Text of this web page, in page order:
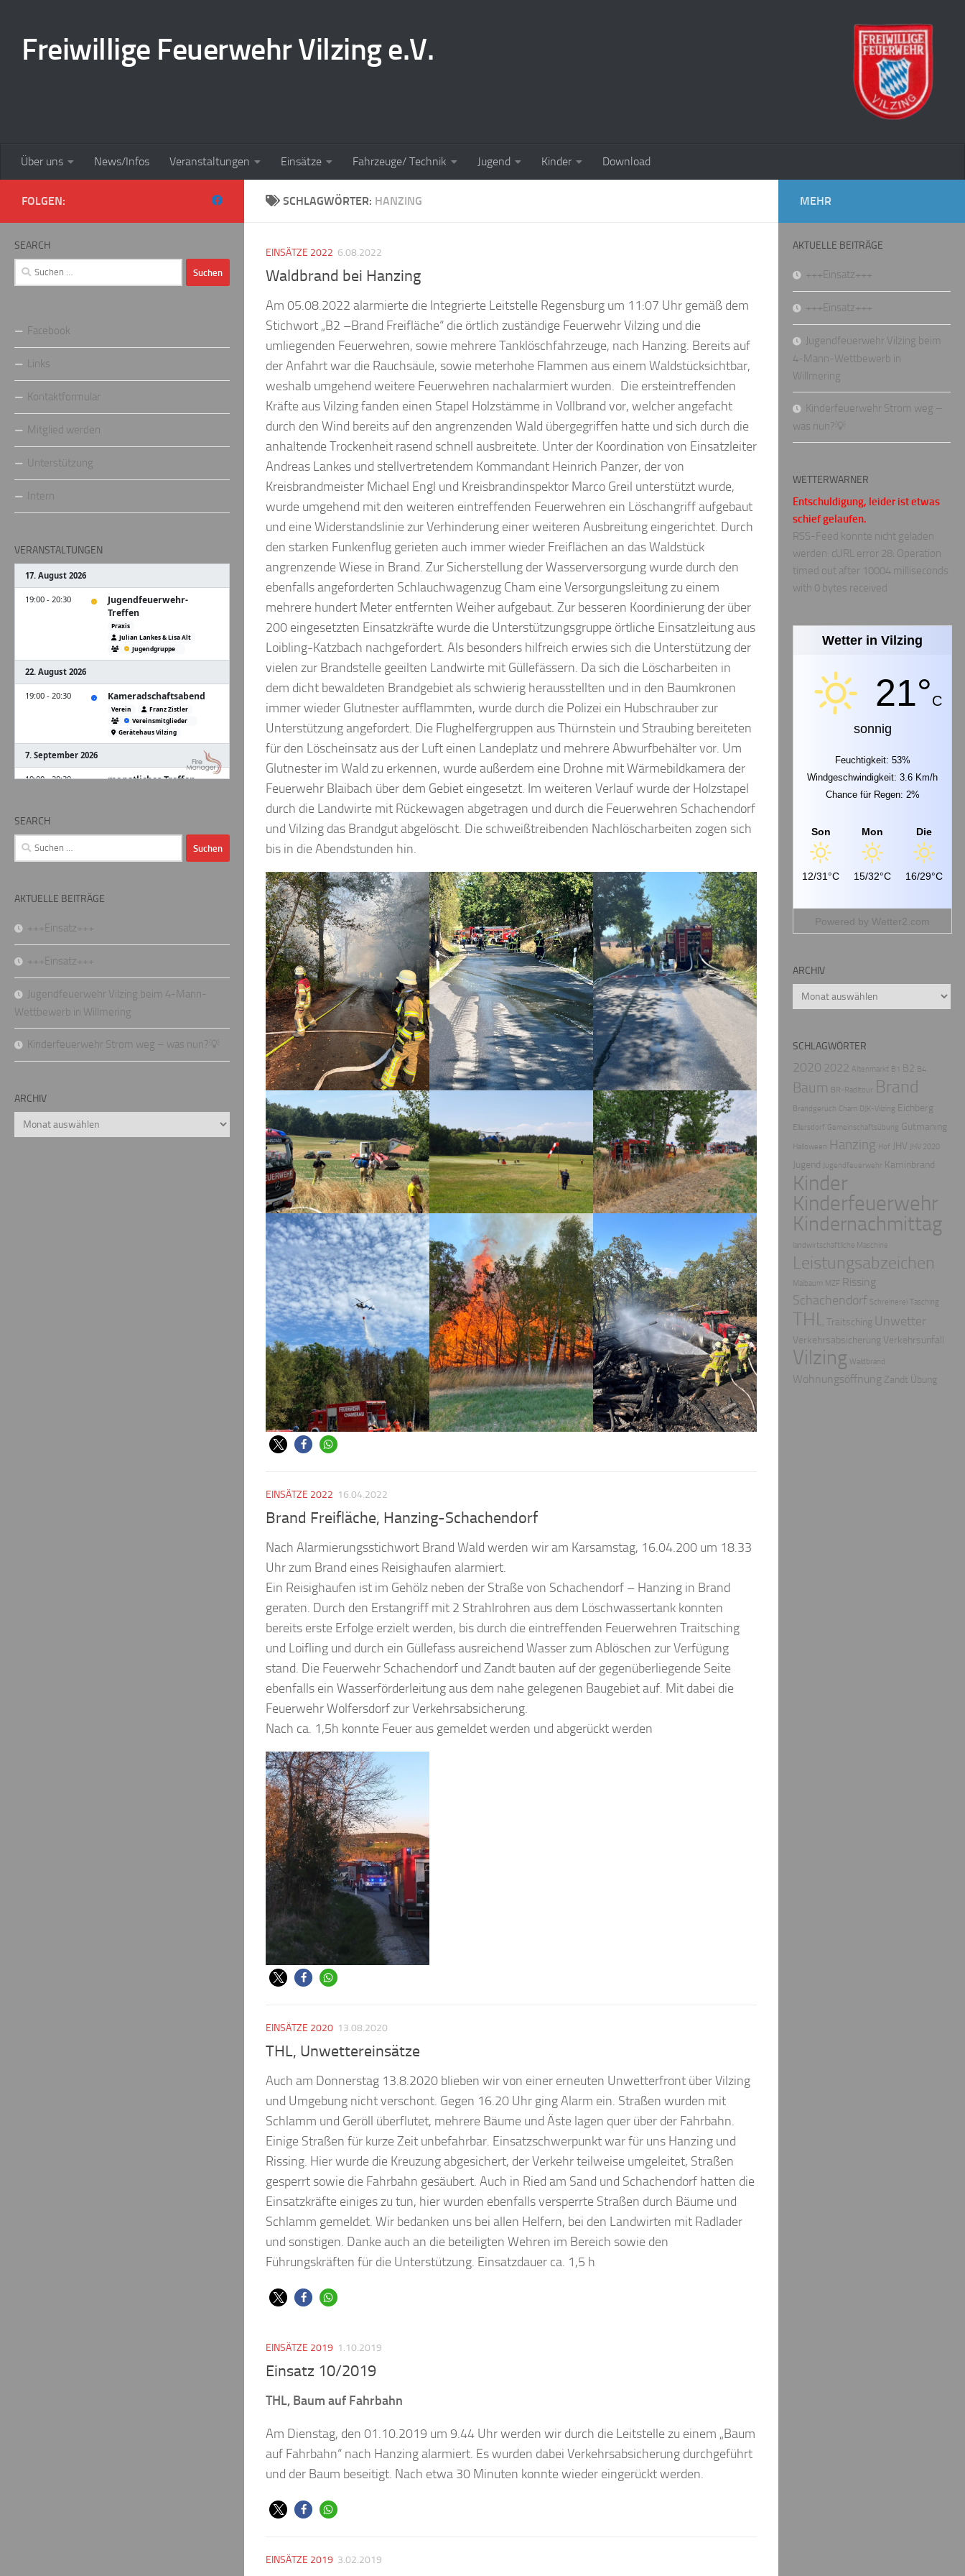
Freiwillige Feuerwehr Vilzing e.V.
Über uns News/Infos Veranstaltungen Einsätze Fahrzeuge/ Technik Jugend Kinder Download
SCHLAGWÖRTER: HANZING
EINSÄTZE 2022 6.08.2022
Waldbrand bei Hanzing
Am 05.08.2022 alarmierte die Integrierte Leitstelle Regensburg um 11:07 Uhr gemäß dem
Stichwort „B2 –Brand Freifläche“ die örtlich zuständige Feuerwehr Vilzing und die
umliegenden Feuerwehren, sowie mehrere Tanklöschfahrzeuge, nach Hanzing. Bereits auf
der Anfahrt war die Rauchsäule, sowie meterhohe Flammen aus einem Waldstücksichtbar,
weshalb umgehend weitere Feuerwehren nachalarmiert wurden. Die ersteintreffenden
Kräfte aus Vilzing fanden einen Stapel Holzstämme in Vollbrand vor, welcher angefacht
durch den Wind bereits auf den angrenzenden Wald übergegriffen hatte und sich durch die
anhaltende Trockenheit rasend schnell ausbreitete. Unter der Koordination von Einsatzleiter
Andreas Lankes und stellvertretendem Kommandant Heinrich Panzer, der von
Kreisbrandmeister Michael Engl und Kreisbrandinspektor Marco Greil unterstützt wurde,
wurde umgehend mit den weiteren eintreffenden Feuerwehren ein Löschangriff aufgebaut
und eine Widerstandslinie zur Verhinderung einer weiteren Ausbreitung eingerichtet. Durch
den starken Funkenflug gerieten auch immer wieder Freiflächen an das Waldstück
angrenzende Wiese in Brand. Zur Sicherstellung der Wasserversorgung wurde durch den
ebenfalls angeforderten Schlauchwagenzug Cham eine Versorgungsleitung zu einem
mehrere hundert Meter entfernten Weiher aufgebaut. Zur besseren Koordinierung der über
200 eingesetzten Einsatzkräfte wurde die Unterstützungsgruppe örtliche Einsatzleitung aus
Loibling-Katzbach nachgefordert. Als besonders hilfreich erwies sich die Unterstützung der
vielen zur Brandstelle geeilten Landwirte mit Güllefässern. Da sich die Löscharbeiten in
dem dicht bewaldeten Brandgebiet als schwierig herausstellten und in den Baumkronen
immer wieder Glutnester aufflammten, wurde durch die Polizei ein Hubschrauber zur
Unterstützung angefordert. Die Flughelfergruppen aus Thürnstein und Straubing bereiteten
für den Löscheinsatz aus der Luft einen Landeplatz und mehrere Abwurfbehälter vor. Um
Glutnester im Wald zu erkennen, wurde außerdem eine Drohne mit Wärmebildkamera der
Feuerwehr Blaibach über dem Gebiet eingesetzt. Im weiteren Verlauf wurde der Holzstapel
durch die Landwirte mit Rückewagen abgetragen und durch die Feuerwehren Schachendorf
und Vilzing das Brandgut abgelöscht. Die schweißtreibenden Nachlöscharbeiten zogen sich
bis in die Abendstunden hin.
EINSÄTZE 2022 16.04.2022
Brand Freifläche, Hanzing-Schachendorf
Nach Alarmierungsstichwort Brand Wald werden wir am Karsamstag, 16.04.200 um 18.33
Uhr zum Brand eines Reisighaufen alarmiert.
Ein Reisighaufen ist im Gehölz neben der Straße von Schachendorf – Hanzing in Brand
geraten. Durch den Erstangriff mit 2 Strahlrohren aus dem Löschwassertank konnten
bereits erste Erfolge erzielt werden, bis durch die eintreffenden Feuerwehren Traitsching
und Loifling und durch ein Güllefass ausreichend Wasser zum Ablöschen zur Verfügung
stand. Die Feuerwehr Schachendorf und Zandt bauten auf der gegenüberliegende Seite
ebenfalls ein Wasserförderleitung aus dem nahe gelegenen Baugebiet auf. Mit dabei die
Feuerwehr Wolfersdorf zur Verkehrsabsicherung.
Nach ca. 1,5h konnte Feuer aus gemeldet werden und abgerückt werden
EINSÄTZE 2020 13.08.2020
THL, Unwettereinsätze
Auch am Donnerstag 13.8.2020 blieben wir von einer erneuten Unwetterfront über Vilzing
und Umgebung nicht verschont. Gegen 16.20 Uhr ging Alarm ein. Straßen wurden mit
Schlamm und Geröll überflutet, mehrere Bäume und Äste lagen quer über der Fahrbahn.
Einige Straßen für kurze Zeit unbefahrbar. Einsatzschwerpunkt war für uns Hanzing und
Rissing. Hier wurde die Kreuzung abgesichert, der Verkehr teilweise umgeleitet, Straßen
gesperrt sowie die Fahrbahn gesäubert. Auch in Ried am Sand und Schachendorf hatten die
Einsatzkräfte einiges zu tun, hier wurden ebenfalls versperrte Straßen durch Bäume und
Schlamm gemeldet. Wir bedanken uns bei allen Helfern, bei den Landwirten mit Radlader
und sonstigen. Danke auch an die beteiligten Wehren im Bereich sowie den
Führungskräften für die Unterstützung. Einsatzdauer ca. 1,5 h
EINSÄTZE 2019 1.10.2019
Einsatz 10/2019
THL, Baum auf Fahrbahn
Am Dienstag, den 01.10.2019 um 9.44 Uhr werden wir durch die Leitstelle zu einem „Baum
auf Fahrbahn“ nach Hanzing alarmiert. Es wurden dabei Verkehrsabsicherung durchgeführt
und der Baum beseitigt. Nach etwa 30 Minuten konnte wieder eingerückt werden.
EINSÄTZE 2019 3.02.2019
FOLGEN:
SEARCH
Suchen
nach:
Facebook
Links
Kontaktformular
Mitglied werden
Unterstützung
Intern
VERANSTALTUNGEN
SEARCH
Suchen
nach:
AKTUELLE BEITRÄGE
+++Einsatz+++
+++Einsatz+++
Jugendfeuerwehr Vilzing beim 4-Mann-
Wettbewerb in Willmering
Kinderfeuerwehr Strom weg – was nun?💡
ARCHIV
Archiv
MEHR
AKTUELLE BEITRÄGE
+++Einsatz+++
+++Einsatz+++
Jugendfeuerwehr Vilzing beim
4-Mann-Wettbewerb in
Willmering
Kinderfeuerwehr Strom weg –
was nun?💡
WETTERWARNER
Entschuldigung, leider ist etwas
schief gelaufen.
RSS-Feed konnte nicht geladen
werden: cURL error 28: Operation
timed out after 10004 milliseconds
with 0 bytes received
Wetter in Vilzing
21°C
sonnig
Feuchtigkeit: 53%
Windgeschwindigkeit: 3.6 Km/h
Chance für Regen: 2%
Son
12/31°C
Mon
15/32°C
Die
16/29°C
Powered by Wetter2.com
ARCHIV
Archiv
SCHLAGWÖRTER
2020 2022 Altenmarkt B1 B2 B4
Baum BR-Radltour Brand
Brandgeruch Cham DJK-Vilzing Eichberg
Ellersdorf Gemeinschaftsübung Gutmaning
Halloween Hanzing Hof JHV JHV 2020
Jugend Jugendfeuerwehr Kaminbrand
Kinder
Kinderfeuerwehr
Kindernachmittag
landwirtschaftliche Maschine
Leistungsabzeichen
Maibaum MZF Rissing
Schachendorf Schreinerei Tasching
THLTraitsching Unwetter
Verkehrsabsicherung Verkehrsunfall
Vilzing Waldbrand
Wohnungsöffnung Zandt Übung